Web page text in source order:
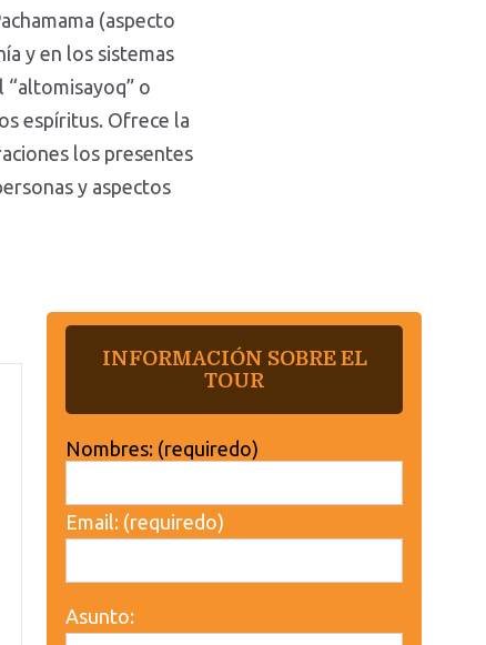
(aspecto
y en los sistemas
“altomisayoq” o
espíritus. Ofrece la
los presentes
y aspectos
INFORMACIÓN SOBRE EL
TOUR
Nombres: (requiredo)
Email: (requiredo)
Asunto: